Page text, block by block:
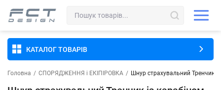
КАТАЛОГ ТОВАРІВ
Головна / СПОРЯДЖЕННЯ і ЕКІПІРОВКА / Шнур страхувальний Тренчик